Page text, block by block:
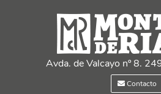
Avda. de Valcayo nº 8.
Contacto